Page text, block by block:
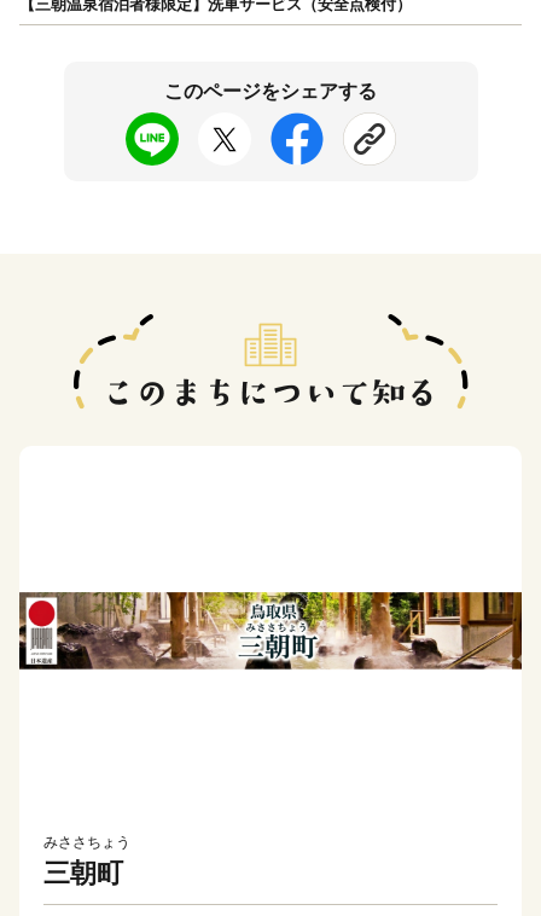
【三朝温泉宿泊者様限定】洗車サービス（安全点検付）
このページをシェアする
みささちょう
三朝町